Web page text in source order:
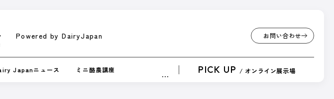
Powered by DairyJapan お問い合わせ
Japanニュース
ミニ酪農講座
… PICK UP / オンライン展示場